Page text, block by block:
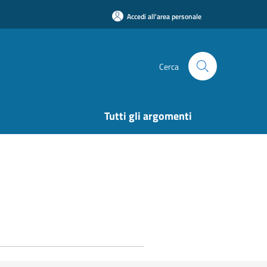
Accedi all'area personale
Cerca
Tutti gli argomenti